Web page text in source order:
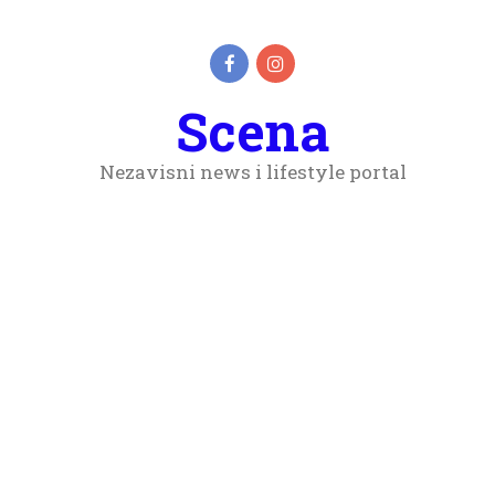
Scena
Nezavisni news i lifestyle portal